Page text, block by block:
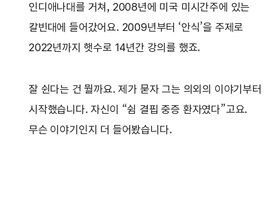
인디애나대를 거쳐, 2008년에 미국 미시간주에 있는
칼빈대에 들어갔어요. 2009년부터 ‘안식’을 주제로
2022년까지 햇수로 14년간 강의를 했죠.
잘 쉰다는 건 뭘까요. 제가 묻자 그는 의외의 이야기부터
시작했습니다. 자신이 “쉼 결핍 중증 환자였다”고요.
무슨 이야기인지 더 들어봤습니다.